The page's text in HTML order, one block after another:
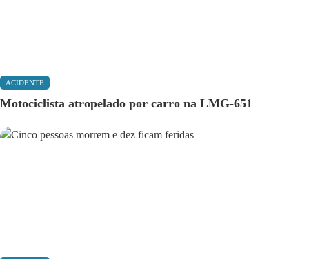
ACIDENTE
Motociclista atropelado por carro na LMG-651